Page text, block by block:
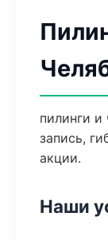
пилинги и
запись,
акции.
Наши